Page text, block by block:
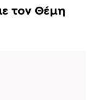
τον Θέμη